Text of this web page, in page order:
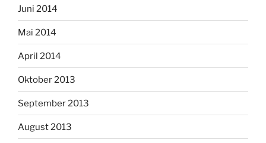
Juni 2014
Mai 2014
April 2014
Oktober 2013
September 2013
August 2013